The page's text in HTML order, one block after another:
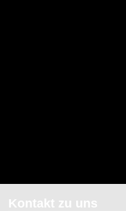
Kontakt zu uns